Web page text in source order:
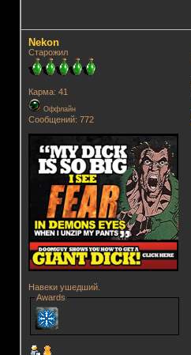
Nekon
Старожил
Карма: 41
Оффлайн
Сообщений: 772
Навеки ушедший.
Awards